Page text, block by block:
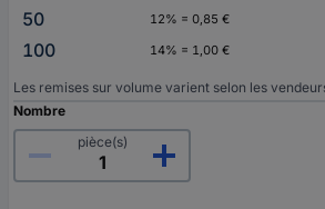
50
12% = 0,85 €
100
14% = 1,00 €
Les remises sur volume varient selon les
Nombre
pièce(s)